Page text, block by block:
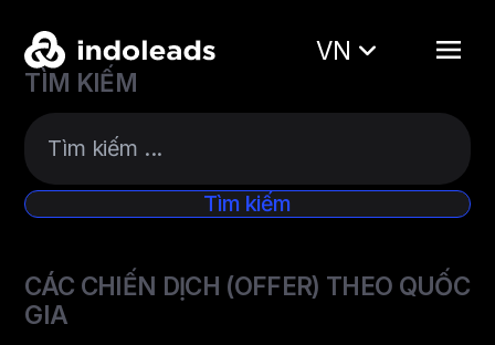
VN
TÌM KIẾM
CÁC CHIẾN DỊCH (OFFER) THEO QUỐC
GIA